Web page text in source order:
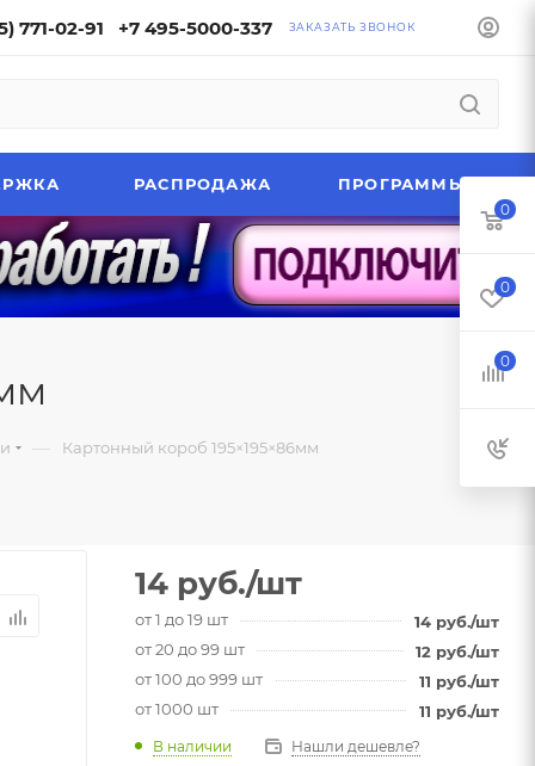
771-02-91 +7 495-5000-337 ЗАКАЗАТЬ ЗВОНОК
РАСПРОДАЖА ПРОГРАММЫ
— Картонный короб 195×195×86мм
14 руб./шт
от 1 до 19 шт 14 руб./шт
от 20 до 99 шт
12 руб./шт
от 100 до 999 шт
11 руб./шт
от 1000 шт
11 руб./шт
В наличии Нашли дешевле?
0
0
0